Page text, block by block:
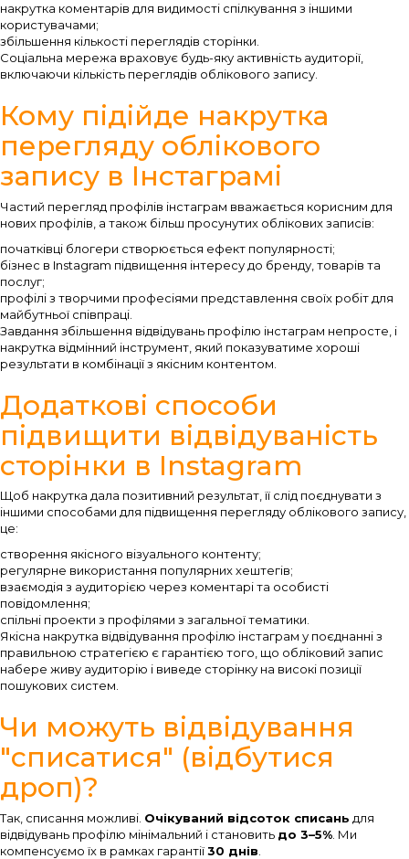
накрутка коментарів для видимості спілкування з іншими
користувачами;
збільшення кількості переглядів сторінки.
Соціальна мережа враховує будь-яку активність аудиторії,
включаючи кількість переглядів облікового запису.
Кому підійде накрутка
перегляду облікового
запису в Інстаграмі
Частий перегляд профілів інстаграм вважається корисним для
нових профілів, а також більш просунутих облікових записів:
початківці блогери створюється ефект популярності;
бізнес в Instagram підвищення інтересу до бренду, товарів та
послуг;
профілі з творчими професіями представлення своїх робіт для
майбутньої співпраці.
Завдання збільшення відвідувань профілю інстаграм непросте, і
накрутка відмінний інструмент, який показуватиме хороші
результати в комбінації з якісним контентом.
Додаткові способи
підвищити відвідуваність
сторінки в Instagram
Щоб накрутка дала позитивний результат, її слід поєднувати з
іншими способами для підвищення перегляду облікового запису,
це:
створення якісного візуального контенту;
регулярне використання популярних хештегів;
взаємодія з аудиторією через коментарі та особисті
повідомлення;
спільні проекти з профілями з загальної тематики.
Якісна накрутка відвідування профілю інстаграм у поєднанні з
правильною стратегією є гарантією того, що обліковий запис
набере живу аудиторію і виведе сторінку на високі позиції
пошукових систем.
Чи можуть відвідування
"списатися" (відбутися
дроп)?
Так, списання можливі. Очікуваний відсоток списань для
відвідувань профілю мінімальний і становить до 3–5% . Ми
компенсуємо їх в рамках гарантії30 днів